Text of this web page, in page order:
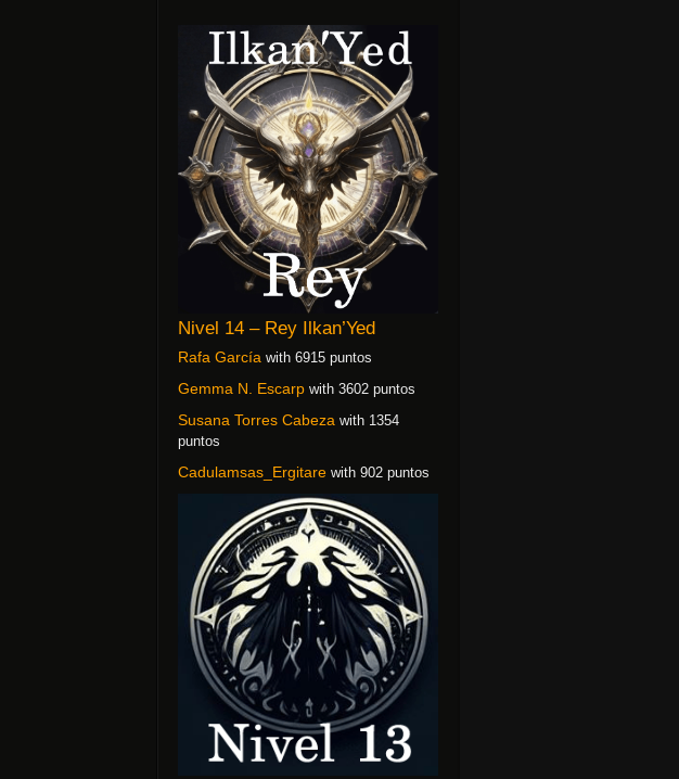
Nivel 14 – Rey Ilkan’Yed
Rafa García with 6915 puntos
Gemma N. Escarp with 3602 puntos
Susana Torres Cabeza with 1354
puntos
Cadulamsas_Ergitare with 902 puntos